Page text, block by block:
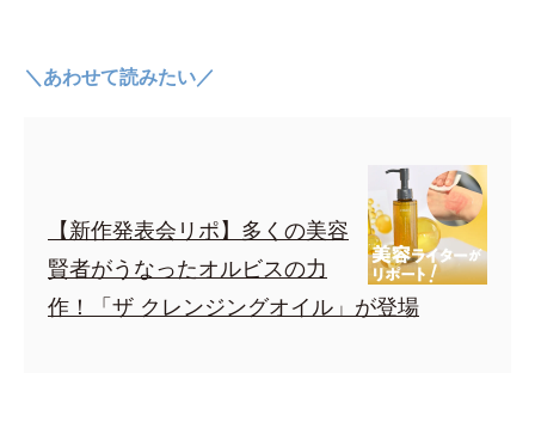
＼あわせて読みたい／
【新作発表会リポ】多くの美容
賢者がうなったオルビスの力
作！「ザ クレンジングオイル」が登場